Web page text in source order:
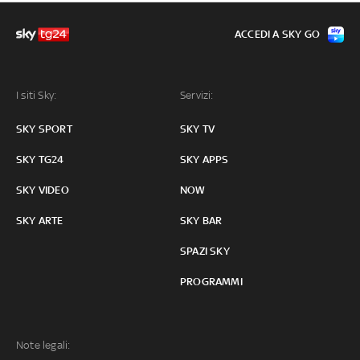
I siti Sky:
SKY SPORT
SKY TG24
SKY VIDEO
SKY ARTE
Servizi:
SKY TV
SKY APPS
NOW
SKY BAR
SPAZI SKY
PROGRAMMI
Note legali:
ACCEDI A SKY GO